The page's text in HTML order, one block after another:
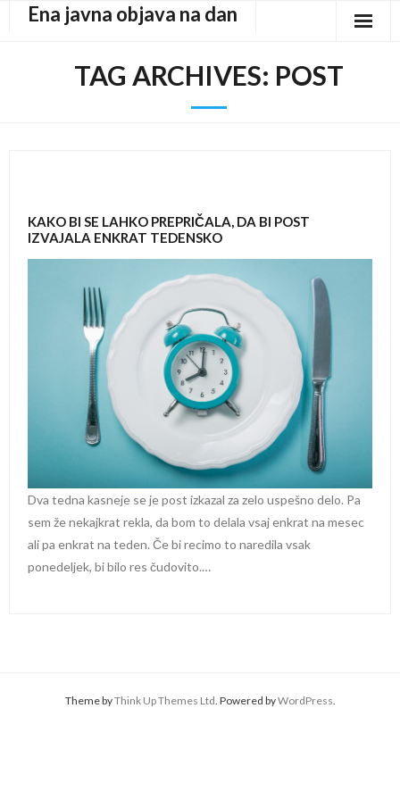
Ena javna objava na dan
TAG ARCHIVES: POST
KAKO BI SE LAHKO PREPRIČALA, DA BI POST
IZVAJALA ENKRAT TEDENSKO
Dva tedna kasneje se je post izkazal za zelo uspešno delo. Pa
sem že nekajkrat rekla, da bom to delala vsaj enkrat na mesec
ali pa enkrat na teden. Če bi recimo to naredila vsak
ponedeljek, bi bilo res čudovito.…
Theme byThink Up Themes Ltd. Powered byWordPress.